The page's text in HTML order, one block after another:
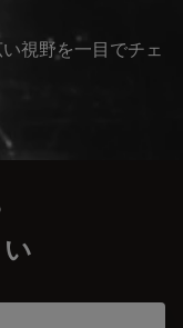
視野を一目でチェ